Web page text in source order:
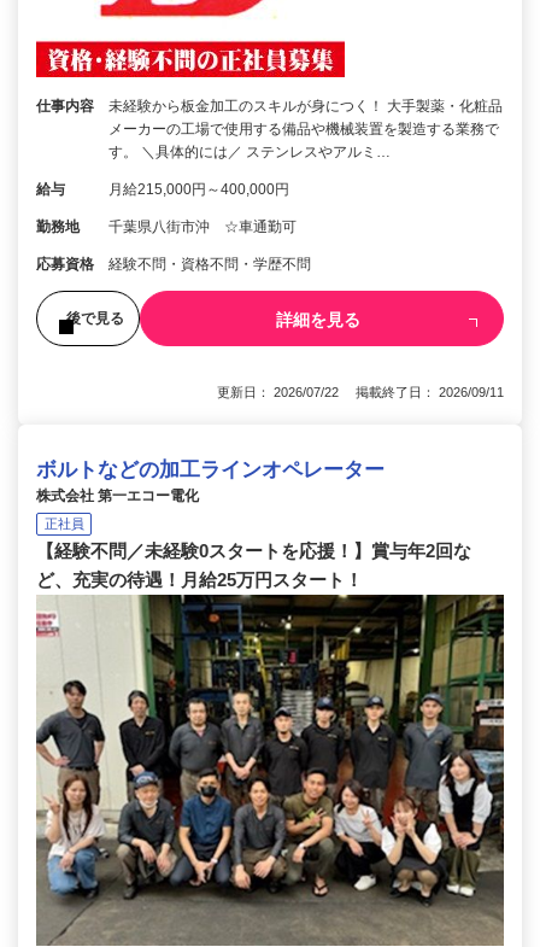
仕事内容
未経験から板金加工のスキルが身につく！ 大手製薬・化粧品
メーカーの工場で使用する備品や機械装置を製造する業務で
す。 ＼具体的には／ ステンレスやアルミ…
給与 月給215,000円～400,000円
勤務地 千葉県八街市沖 ☆車通勤可
応募資格 経験不問・資格不問・学歴不問
後で見る 詳細を見る
更新日： 2026/07/22 掲載終了日： 2026/09/11
ボルトなどの加工ラインオペレーター
株式会社 第一エコー電化
正社員
【経験不問／未経験0スタートを応援！】賞与年2回な
ど、充実の待遇！月給25万円スタート！